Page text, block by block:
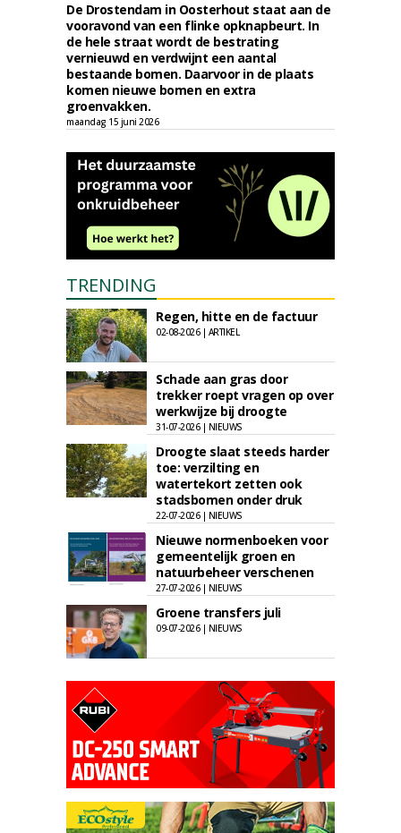
De Drostendam in Oosterhout staat aan de
vooravond van een flinke opknapbeurt. In
de hele straat wordt de bestrating
vernieuwd en verdwijnt een aantal
bestaande bomen. Daarvoor in de plaats
komen nieuwe bomen en extra
groenvakken.
maandag 15 juni 2026
TRENDING
Regen, hitte en de factuur
02-08-2026 | ARTIKEL
Schade aan gras door
trekker roept vragen op over
werkwijze bij droogte
31-07-2026 | NIEUWS
Droogte slaat steeds harder
toe: verzilting en
watertekort zetten ook
stadsbomen onder druk
22-07-2026 | NIEUWS
Nieuwe normenboeken voor
gemeentelijk groen en
natuurbeheer verschenen
27-07-2026 | NIEUWS
Groene transfers juli
09-07-2026 | NIEUWS